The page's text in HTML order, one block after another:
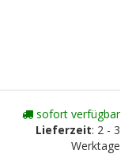
sofort verfügbar
Lieferzeit: 2 - 3
Werktage